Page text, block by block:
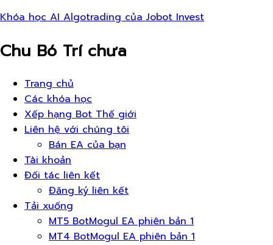
Khóa học AI Algotrading của Jobot Invest
Chu Bó Trí chưa
Thực
đơn
Trang chủ
Các khóa học
Xếp hạng Bot Thế giới
Liên hệ với chúng tôi
Bán EA của bạn
Tài khoản
Đối tác liên kết
Đăng ký liên kết
Tải xuống
MT5 BotMogul EA phiên bản 1
MT4 BotMogul EA phiên bản 1